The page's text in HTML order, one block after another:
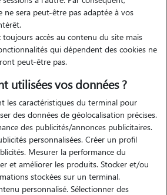
et familles d'accueil
(31750)
ne sera peut-être pas adaptée à vos
toujours accès au contenu du site mais
qui dépendent des cookies ne
peut-être pas.
utilisées vos données ?
les caractéristiques du terminal pour
des données de géolocalisation précises.
des publicités/annonces publicitaires.
personnalisées. Créer un profil
Mesurer la performance du
et améliorer les produits. Stocker et/ou
stockées sur un terminal.
personnalisé. Sélectionner des